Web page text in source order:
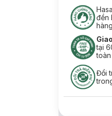
đền
tại
Đổi